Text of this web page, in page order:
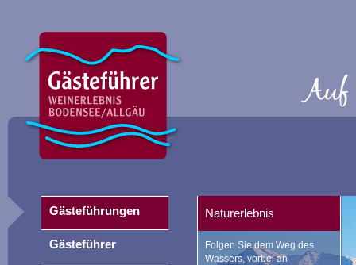
Naturerlebnis
Folgen Sie dem Weg des
Wassers, vorbei an
Gästeführungen
Gästeführer